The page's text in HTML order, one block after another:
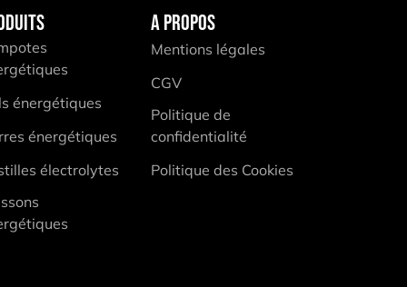
énergétiques
énergétiques
électrolytes
A PROPOS
Mentions légales
CGV
Politique de
confidentialité
Politique des Cookies